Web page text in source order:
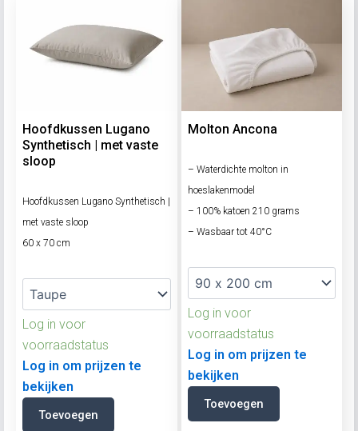
Hoofdkussen Lugano
Synthetisch | met vaste
sloop
Hoofdkussen Lugano Synthetisch |
met vaste sloop
60 x 70 cm
Log in voor
voorraadstatus
Log in om prijzen te
bekijken
Toevoegen
Molton Ancona
– Waterdichte molton in
hoeslakenmodel
– 100% katoen 210 grams
– Wasbaar tot 40°C
Log in voor
voorraadstatus
Log in om prijzen te
bekijken
Toevoegen